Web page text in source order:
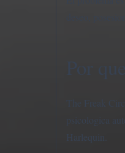
deseo,
Por
The Freak
psicologica
Harlequin.